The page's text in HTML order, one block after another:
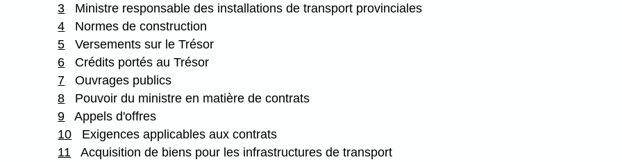
3 Ministre responsable des installations de transport provinciales
4 Normes de construction
5 Versements sur le Trésor
6 Crédits portés au Trésor
7 Ouvrages publics
8 Pouvoir du ministre en matière de contrats
9 Appels d'offres
10 Exigences applicables aux contrats
11 Acquisition de biens pour les infrastructures de transport